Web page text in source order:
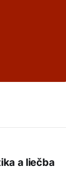
a liečba